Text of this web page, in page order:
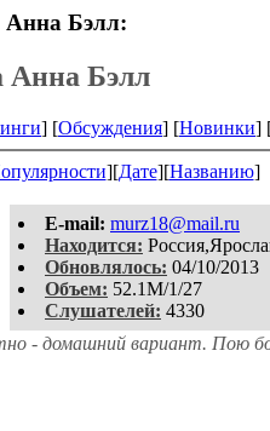
Бэлл:
Анна Бэлл
] [Обсуждения] [Новинки]
][Дате][Названию]
E-mail: murz18@mail.ru
Находится:
Обновлялось: 04/10/2013
Объем: 52.1M/1/27
Слушателей: 4330
- домашний вариант. Пою